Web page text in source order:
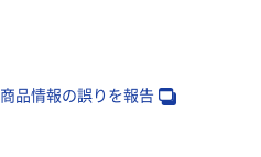
商品情報の誤りを報告